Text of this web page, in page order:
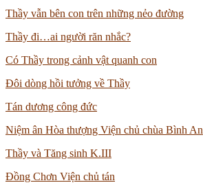
Thầy vẫn bên con trên những nẻo đường
Thầy đi…ai người răn nhắc?
Có Thầy trong cảnh vật quanh con
Đôi dòng hồi tưởng về Thầy
Tán dương công đức
Niệm ân Hòa thượng Viện chủ chùa Bình An
Thầy và Tăng sinh K.III
Đồng Chơn Viện chủ tán